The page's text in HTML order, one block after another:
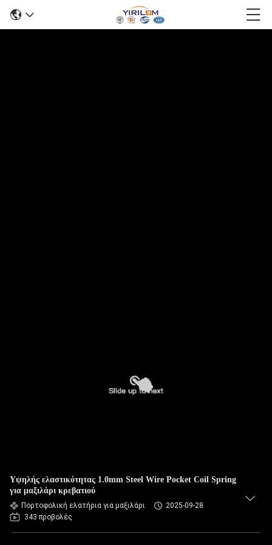
Υψηλής ελαστικότητας 1.0mm Steel Wire Pocket Coil Spring
για μαξιλάρι κρεβατιού
Πορτοφολική ελατήρια για μαξιλάρι
2025-09-28
343 προβολές